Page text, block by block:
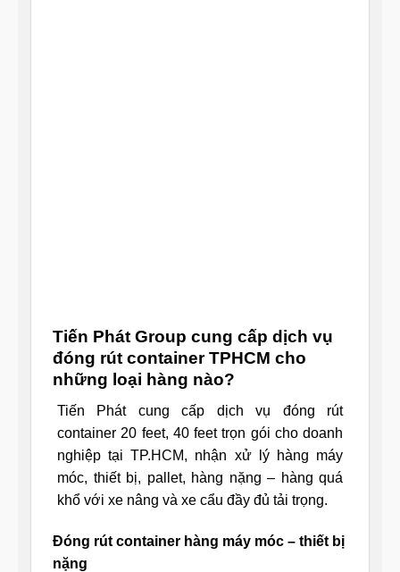
Tiến Phát Group cung cấp dịch vụ
đóng rút container TPHCM cho
những loại hàng nào?
Tiến Phát cung cấp dịch vụ đóng rút
container 20 feet, 40 feet trọn gói cho doanh
nghiệp tại TP.HCM, nhận xử lý hàng máy
móc, thiết bị, pallet, hàng nặng – hàng quá
khổ với xe nâng và xe cẩu đầy đủ tải trọng.
Đóng rút container hàng máy móc – thiết bị
nặng